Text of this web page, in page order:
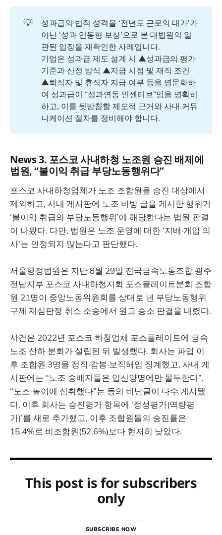
💡
성과급의 법적 성격을 ‘전년도 근로의 대가’가
아닌 ‘성과 연동형 보상’으로 본 대법원의 일
관된 입장을 재확인한 사례입니다.
기업은 성과급 제도 설계 시 ▲성과급의 평가
기준과 산정 방식 ▲지급 시점 및 재직 조건
▲퇴직자 및 휴직자 지급 여부 등을 명문화하
여 성과급이 “성과연동 인센티브”임을 명확히
하고, 이를 뒷받침할 제도적 근거와 사내 커뮤
니케이션 절차를 정비해야 합니다.
News 3. 포스코 사내하청 노조원 승진 배제에
법원, “불이익 취급 부당노동행위다”
포스코 사내하청업체가 노조 조합원을 승진 대상에서
제외하고, 사내 게시판에 노조 비방 글을 게시한 행위가
‘불이익 취급의 부당노동행위’에 해당한다는 법원 판결
이 나왔다. 다만, 법원은 노조 운영에 대한 ‘지배·개입 의
사’는 인정되지 않는다고 판단했다.
서울행정법원은 지난 8월 29일 전국금속노동조합 광주
전남지부 포스코 사내하청지회 포스플레이트분회 조합
원 21명이 중앙노동위원회를 상대로 낸 부당노동행위
구제 재심판정 취소 소송에서 원고 승소 판결을 내렸다.
사건은 2022년 포스코 하청업체 포스플레이트에 금속
노조 산하 분회가 설립된 뒤 발생했다. 회사는 파업 이
후 조합원 3명을 정직·감봉·보직해임 징계했고, 사내 게
시판에는 “노조 숭배자들은 입신양명에만 몰두한다”,
“노조 놀이에 심취했다”는 등의 비난글이 다수 게시됐
다. 이후 회사는 승진평가 항목에 ‘정성평가(역량평
가)’를 새로 추가했고, 이후 조합원들의 승진률은
15.4%로 비조합원(52.6%)보다 현저히 낮았다.
This post is for subscribers
only
SUBSCRIBE NOW